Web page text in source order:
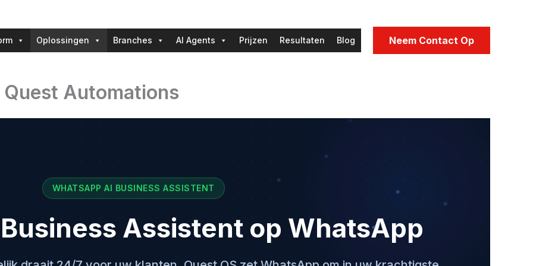
Oplossingen Branches AI Agents Prijzen Resultaten Blog Neem Contact Op
Automations
WHATSAPP AI BUSINESS ASSISTENT
Assistent op WhatsApp